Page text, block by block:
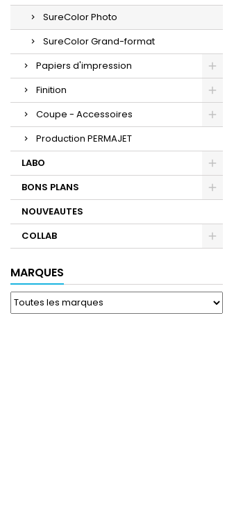
SureColor Photo
SureColor Grand-format
Papiers d'impression
Finition
Coupe - Accessoires
Production PERMAJET
LABO
BONS PLANS
NOUVEAUTES
COLLAB
MARQUES